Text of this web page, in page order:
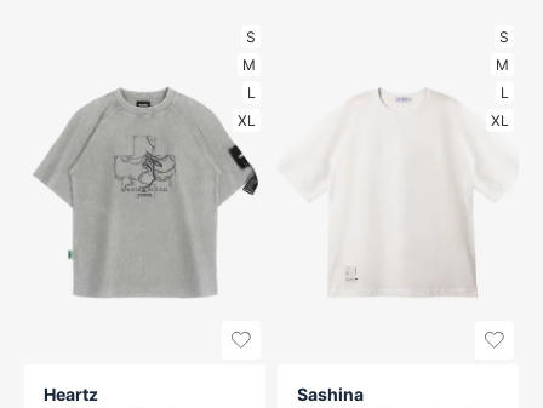
S
M
L
XL
Heartz
S
M
L
XL
Sashina